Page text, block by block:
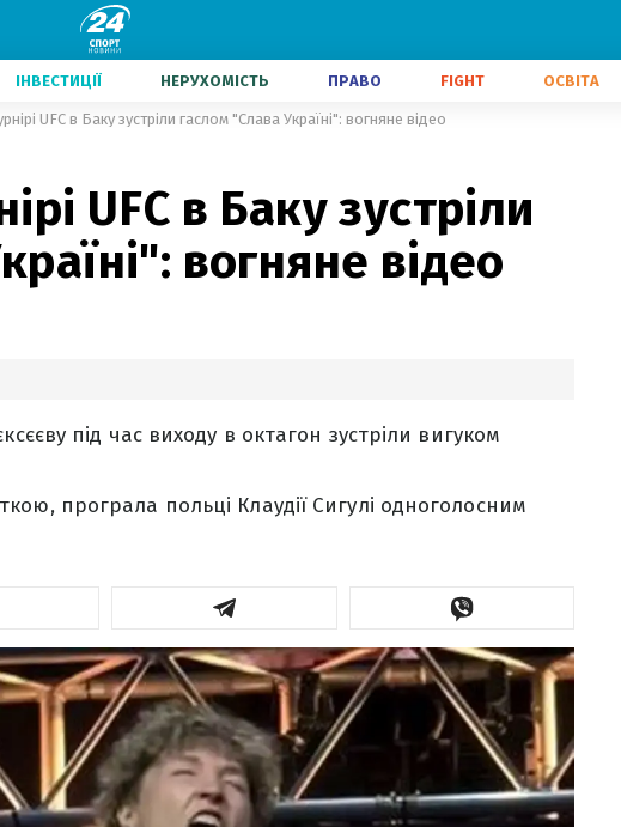
ІНВЕСТИЦІЇ НЕРУХОМІСТЬ ПРАВО FIGHT ОСВІТА
UFC в Баку зустріли гаслом "Слава Україні": вогняне відео
UFC в Баку зустріли
вогняне відео
під час виходу в октагон зустріли вигуком
програла польці Клаудії Сигулі одноголосним